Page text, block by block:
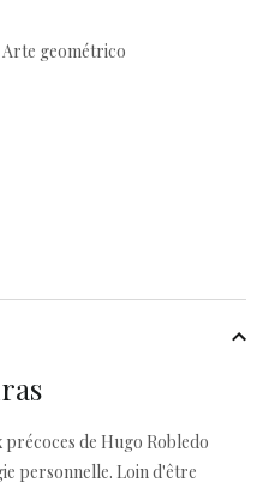
geométrico
de Hugo Robledo
personnelle. Loin d'être